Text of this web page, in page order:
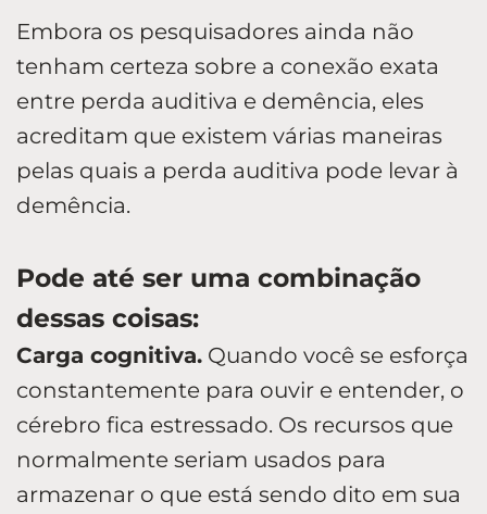
Embora os pesquisadores ainda não
tenham certeza sobre a conexão exata
entre perda auditiva e demência, eles
acreditam que existem várias maneiras
pelas quais a perda auditiva pode levar à
demência.
Pode até ser uma combinação
dessas coisas:
Carga cognitiva. Quando você se esforça
constantemente para ouvir e entender, o
cérebro fica estressado. Os recursos que
normalmente seriam usados para
armazenar o que está sendo dito em sua